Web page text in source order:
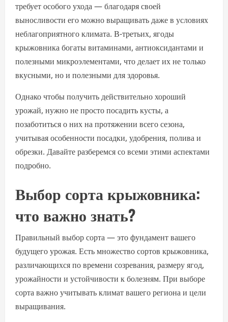
требует особого ухода — благодаря своей
выносливости его можно выращивать даже в условиях
неблагоприятного климата. В-третьих, ягоды
крыжовника богаты витаминами, антиоксидантами и
полезными микроэлементами, что делает их не только
вкусными, но и полезными для здоровья.
Однако чтобы получить действительно хороший
урожай, нужно не просто посадить кусты, а
позаботиться о них на протяжении всего сезона,
учитывая особенности посадки, удобрения, полива и
обрезки. Давайте разберемся со всеми этими аспектами
подробно.
Выбор сорта крыжовника:
что важно знать?
Правильный выбор сорта — это фундамент вашего
будущего урожая. Есть множество сортов крыжовника,
различающихся по времени созревания, размеру ягод,
урожайности и устойчивости к болезням. При выборе
сорта важно учитывать климат вашего региона и цели
выращивания.